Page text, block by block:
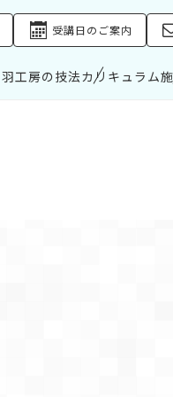
受講日のご案内
工房の技法カリキュラム